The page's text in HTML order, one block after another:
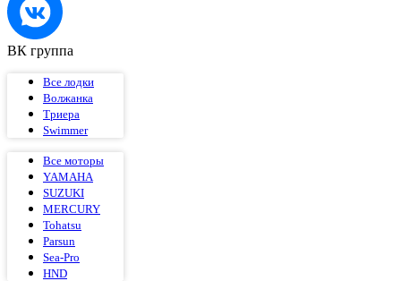
ВК группа
Все лодки
Волжанка
Триера
Swimmer
Все моторы
YAMAHA
SUZUKI
MERCURY
Tohatsu
Parsun
Sea-Pro
HND